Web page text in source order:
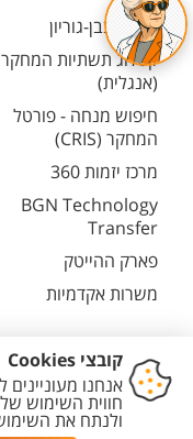
מחקר בבן-גוריון
קטלוג תשתיות המחקר
(אנגלית)
חיפוש מנחה - פורטל
המחקר (CRIS)
מרכז יזמות 360
BGN Technology
Transfer
פארק ההייטק
משרות אקדמיות